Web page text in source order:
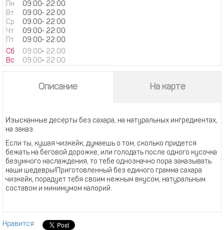
Пн 09:00- 22:00
Вт
09:00- 22:00
Ср
09:00- 22:00
Чт
09:00- 22:00
Пт
09:00- 22:00
Сб
09:00- 22:00
Вс
09:00- 22:00
Описание На карте
Изысканные десерты без сахара, на натуральных ингредиентах,
на заказ.
Если ты, кушая чизкейк, думаешь о том, сколько придется
бежать на беговой дорожке, или голодать после одного кусочка
безумного наслаждения, то тебе однозначно пора заказывать
наши шедевры!Приготовленный без единого грамма сахара
чизкейк, порадует тебя своим нежным вкусом, натуральным
составом и минимумом калорий.
Нравится